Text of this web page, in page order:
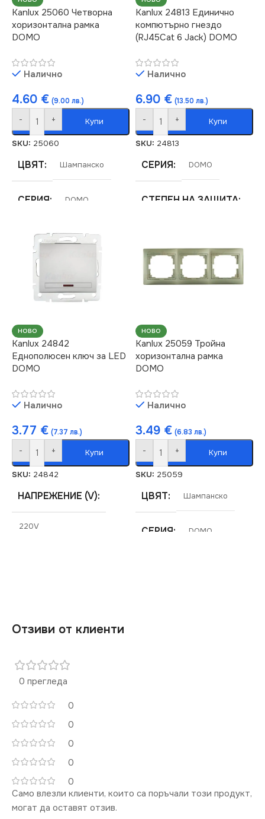
Kanlux 25060 Четворна
хоризонтална рамка
DOMO
Налично
4.60 € (9.00 лв.)
- + Купи
SKU: 25060
ЦВЯТ Шампанско
СЕРИЯ DOMO
МАРКА KANLUX
РАМКА Четворна
Kanlux 24813 Единично
компютърно гнездо
(RJ45Cat 6 Jack) DOMO
Налично
6.90 € (13.50 лв.)
- + Купи
SKU: 24813
СЕРИЯ DOMO
СТЕПЕН НА ЗАЩИТА
ЦВЯТ Кремав
РОЗЕТКА
За Интернет RJ45
НОВО
Kanlux 24842
Еднополюсен ключ за LED
DOMO
Налично
3.77 € (7.37 лв.)
- + Купи
SKU: 24842
НАПРЕЖЕНИЕ (V)
220V
СЕРИЯ
ЦВЯТ Сребърен
КЛЮЧ Единичен
НОВО
Kanlux 25059 Тройна
хоризонтална рамка
DOMO
Налично
3.49 € (6.83 лв.)
- + Купи
SKU: 25059
ЦВЯТ Шампанско
СЕРИЯ DOMO
Отзиви от клиенти
0 прегледа
0
0
0
0
0
Само влезли клиенти, които са поръчали този продукт,
могат да оставят отзив.